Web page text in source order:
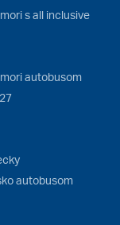
s all inclusive
autobusom
autobusom